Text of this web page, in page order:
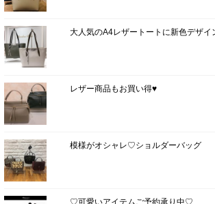
大人気のA4レザートートに新色デザイ
レザー商品もお買い得♥
模様がオシャレ♡ショルダーバッグ
♡可愛いアイテムご予約承り中♡